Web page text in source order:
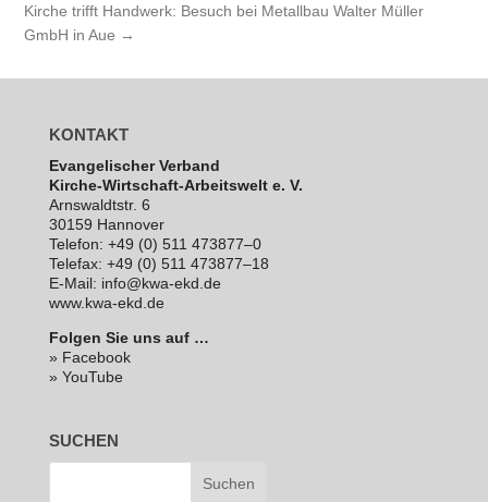
Kirche trifft Handwerk: Besuch bei Metallbau Walter Müller
GmbH in Aue →
KONTAKT
Evan­ge­li­scher Verband
Kirche-Wirt­schaft-Arbeits­welt e. V.
Arns­waldt­str. 6
30159 Hannover
Telefon: +49 (0) 511 473877–0
Telefax: +49 (0) 511 473877–18
E‑Mail: info@kwa-ekd.de
www.kwa-ekd.de
Folgen Sie uns auf …
» Facebook
» YouTube
SUCHEN